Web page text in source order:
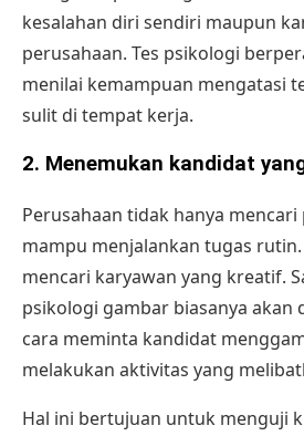
kesalahan diri sendiri maupun
perusahaan. Tes psikologi
menilai kemampuan mengatasi
sulit di tempat kerja.
2. Menemukan kandidat
Perusahaan tidak hanya mencari
mampu menjalankan tugas
mencari karyawan yang kreatif.
psikologi gambar biasanya akan
cara meminta kandidat
melakukan aktivitas yang
Hal ini bertujuan untuk menguji